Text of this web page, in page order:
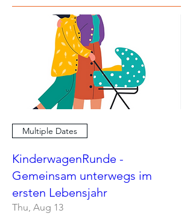
Multiple Dates
KinderwagenRunde -
Gemeinsam unterwegs im
ersten Lebensjahr
Thu, Aug 13